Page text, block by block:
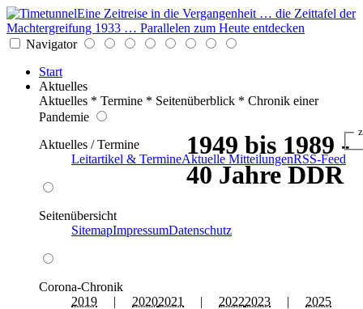
Eine Zeitreise in die Vergangenheit … die Zeittafel der
Machtergreifung 1933 … Parallelen zum Heute entdecken
Navigator
Start
Aktuelles
Aktuelles * Termine * Seitenüberblick * Chronik einer
Pandemie
Aktuelles / Termine
Leitartikel & TermineAktuelle MitteilungenRSS-Feed
Seitenübersicht
SitemapImpressumDatenschutz
Corona-Chronik
2019 | 20202021 | 20222023 | 2025
1949 bis 1989 -
40 Jahre DDR